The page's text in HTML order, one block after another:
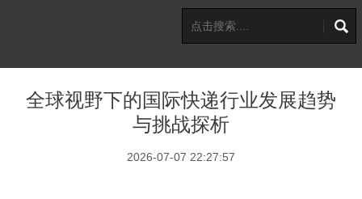
全球视野下的国际快递行业发展趋势
与挑战探析
2026-07-07 22:27:57